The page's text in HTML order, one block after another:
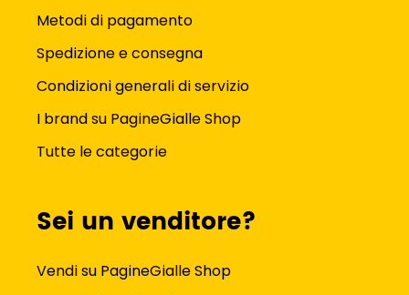
Metodi di pagamento
Spedizione e consegna
Condizioni generali di servizio
I brand su PagineGialle Shop
Tutte le categorie
Sei un venditore?
Vendi su PagineGialle Shop